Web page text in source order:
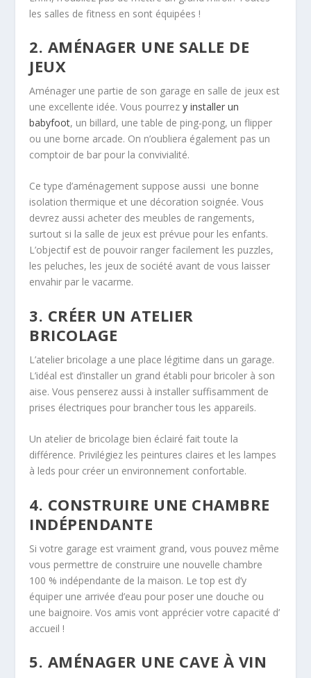
les salles defitness en sont équipées !
2. AMÉNAGER UNE SALLE DE
JEUX
Aménager une partie de son garage en salle de jeux est
une excellente idée. Vous pourrezy installer un
babyfoot, un billard, une table de ping-pong, un flipper
ou une borne arcade. On n’oubliera également pas un
comptoir de bar pour la convivialité.
Ce type d’aménagement suppose aussi une bonne
isolation thermique et une décoration soignée. Vous
devrez aussi acheter des meubles de rangements,
surtout si la salle de jeux est prévue pour les enfants.
L’objectif est de pouvoir ranger facilement les puzzles,
les peluches, les jeux de société avant de vous laisser
envahir par le vacarme.
3. CRÉER UN ATELIER
BRICOLAGE
L’atelier bricolage a une place légitime dans un garage.
L’idéal est d’installer un grand établi pour bricoler à son
aise. Vous penserez aussi à installer suffisamment de
prises électriques pour brancher tous les appareils.
Un atelier de bricolage bien éclairé fait toute la
différence. Privilégiez les peintures claires et les lampes
à leds pour créer un environnement confortable.
4. CONSTRUIRE UNE CHAMBRE
INDÉPENDANTE
Si votre garage est vraiment grand, vous pouvez même
vous permettre de construire une nouvelle chambre
100 % indépendante de la maison. Le top est d’y
équiper une arrivée d’eau pour poser une douche ou
une baignoire. Vos amis vont apprécier votre capacité d’
accueil !
5. AMÉNAGER UNE CAVE À VIN